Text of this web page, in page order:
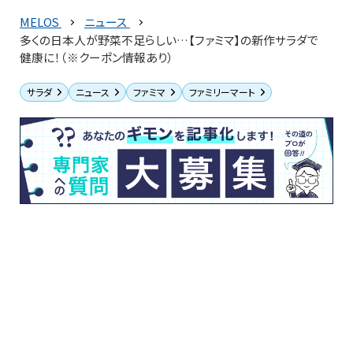
MELOS
ニュース
多くの日本人が野菜不足らしい…【ファミマ】の新作サラダで
健康に！（※クーポン情報あり）
サラダ ニュース ファミマ ファミリーマート